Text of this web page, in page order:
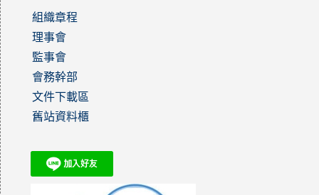
組織章程
理事會
監事會
會務幹部
文件下載區
舊站資料櫃